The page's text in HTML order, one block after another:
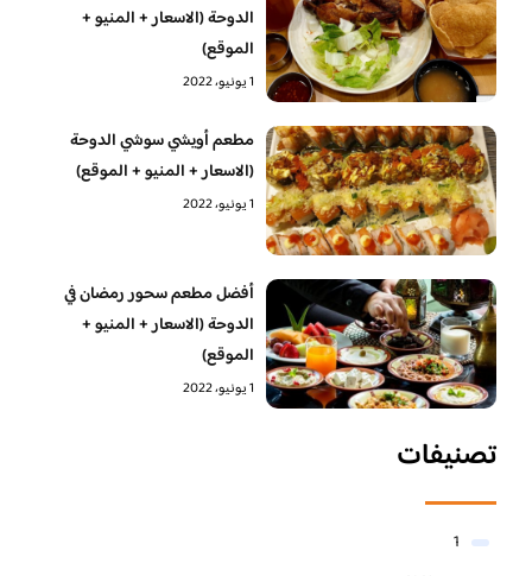
الدوحة (الاسعار + المنيو +
الموقع)
1 يونيو، 2022
مطعم أويشي سوشي الدوحة
(الاسعار + المنيو + الموقع)
1 يونيو، 2022
أفضل مطعم سحور رمضان في
الدوحة (الاسعار + المنيو +
الموقع)
1 يونيو، 2022
تصنيفات
1